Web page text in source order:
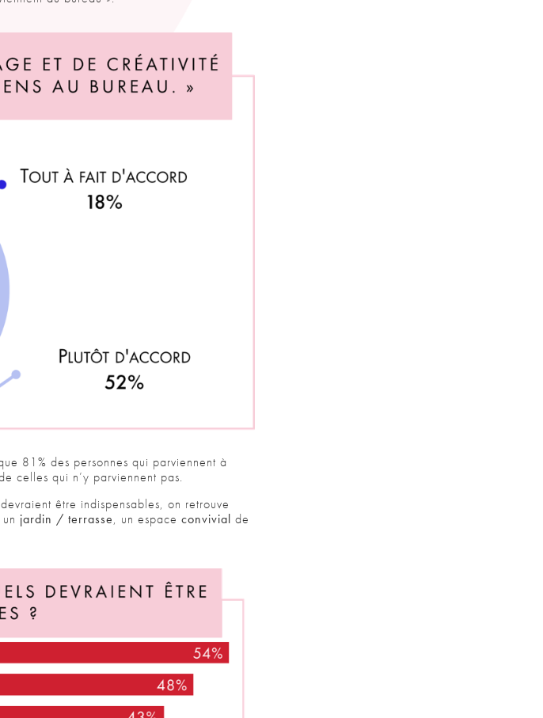
81% des personnes qui parviennent à
celles qui n’y parviennent pas.
être indispensables, on retrouve
jardin / terrasse, un espace convivial de